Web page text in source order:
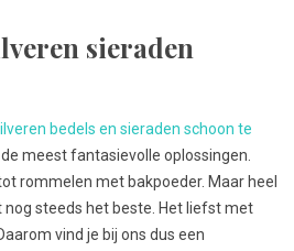
sieraden
bedels en sieraden schoon te
de meest fantasievolle oplossingen.
rommelen met bakpoeder. Maar heel
nog steeds het beste. Het liefst met
vind je bij ons dus een